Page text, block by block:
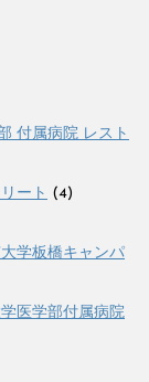
付属病院 レスト
ート (4)
学板橋キャンパ
医学部付属病院